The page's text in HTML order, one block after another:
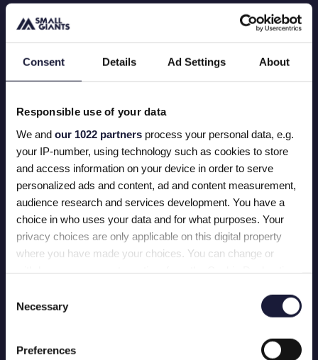
Consent Details Ad Settings About
Responsible use of your data
We and our 1022 partners process your personal data, e.g.
your IP-number, using technology such as cookies to store
and access information on your device in order to serve
personalized ads and content, ad and content measurement,
audience research and services development. You have a
choice in who uses your data and for what purposes. Your
privacy choices are only applicable on this digital property
where you have made your choices. You can change or
Collect information about your geographical location
which can be accurate to within several meters
Selection
Necessary
Preferences
DEIMPACT
DIE WE GEMAAKT
HEBBEN
consequent inzichten om te zetten in actie, wat
leidde tot meetbare stijgingen in conversieratio's en
digitale prestaties jaar na jaar. Tegenwoordig staat
A/B-testen centraal in de online strategie van Etos,
waardoor slimmere beslissingen mogelijk zijn met
bewezen zakelijke impact.
Etos is een van de toonaangevende gezondheids-
om welzijn voor iedereen toegankelijk te maken.
Met een rijke geschiedenis en een nationale